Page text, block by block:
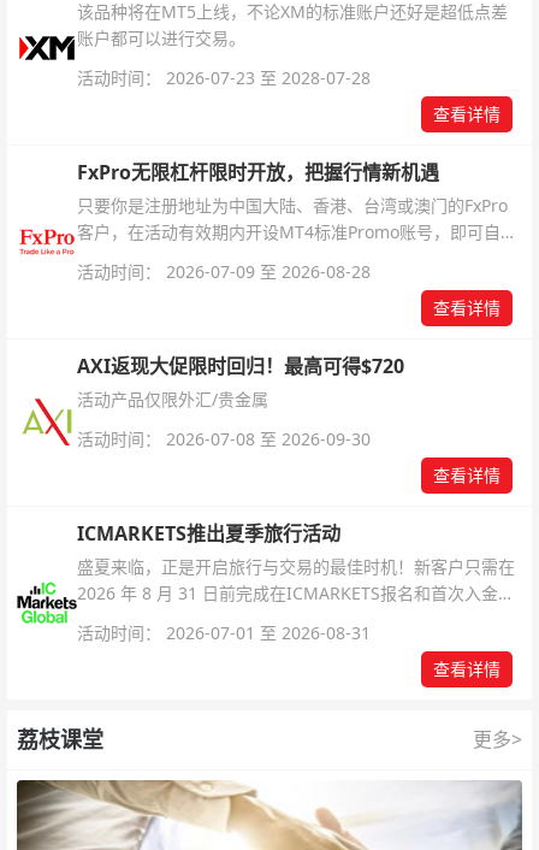
该品种将在MT5上线，不论XM的标准账户还好是超低点差
账户都可以进行交易。
活动时间： 2026-07-23 至 2028-07-28
查看详情
FxPro无限杠杆限时开放，把握行情新机遇
只要你是注册地址为中国大陆、香港、台湾或澳门的FxPro
客户，在活动有效期内开设MT4标准Promo账号，即可自动
活动时间： 2026-07-09 至 2026-08-28
查看详情
AXI返现大促限时回归！最高可得$720
活动产品仅限外汇/贵金属
活动时间： 2026-07-08 至 2026-09-30
查看详情
ICMARKETS推出夏季旅行活动
盛夏来临，正是开启旅行与交易的最佳时机！新客户只需在
2026 年 8 月 31 日前完成在ICMARKETS报名和首次入金即
活动时间： 2026-07-01 至 2026-08-31
查看详情
荔枝课堂 更多>